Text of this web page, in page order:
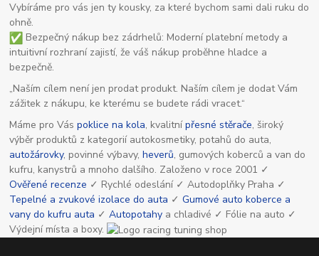
Vybíráme pro vás jen ty kousky, za které bychom sami dali ruku do
ohně.
Bezpečný nákup bez zádrhelů: Moderní platební metody a
intuitivní rozhraní zajistí, že váš nákup proběhne hladce a
bezpečně.
„Naším cílem není jen prodat produkt. Naším cílem je dodat Vám
zážitek z nákupu, ke kterému se budete rádi vracet.“
Máme pro Váspoklice na kola, kvalitnípřesné stěrače, široký
výběr produktů z kategorií autokosmetiky, potahů do auta,
autožárovky, povinné výbavy,heverů, gumových koberců a van do
kufru, kanystrů a mnoho dalšího. Založeno v roce 2001 ✓
Ověřené recenze ✓ Rychlé odeslání ✓ Autodoplňky Praha ✓
Tepelné a zvukové izolace do auta ✓Gumové auto koberce a
vany do kufru auta ✓Autopotahy a chladivé ✓ Fólie na auto ✓
Výdejní místa a boxy.